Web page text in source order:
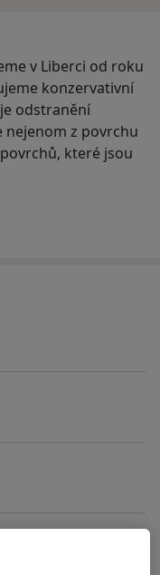
v Liberci od roku
konzervativní
odstranění
nejenom z povrchu
které jsou
nás můžete